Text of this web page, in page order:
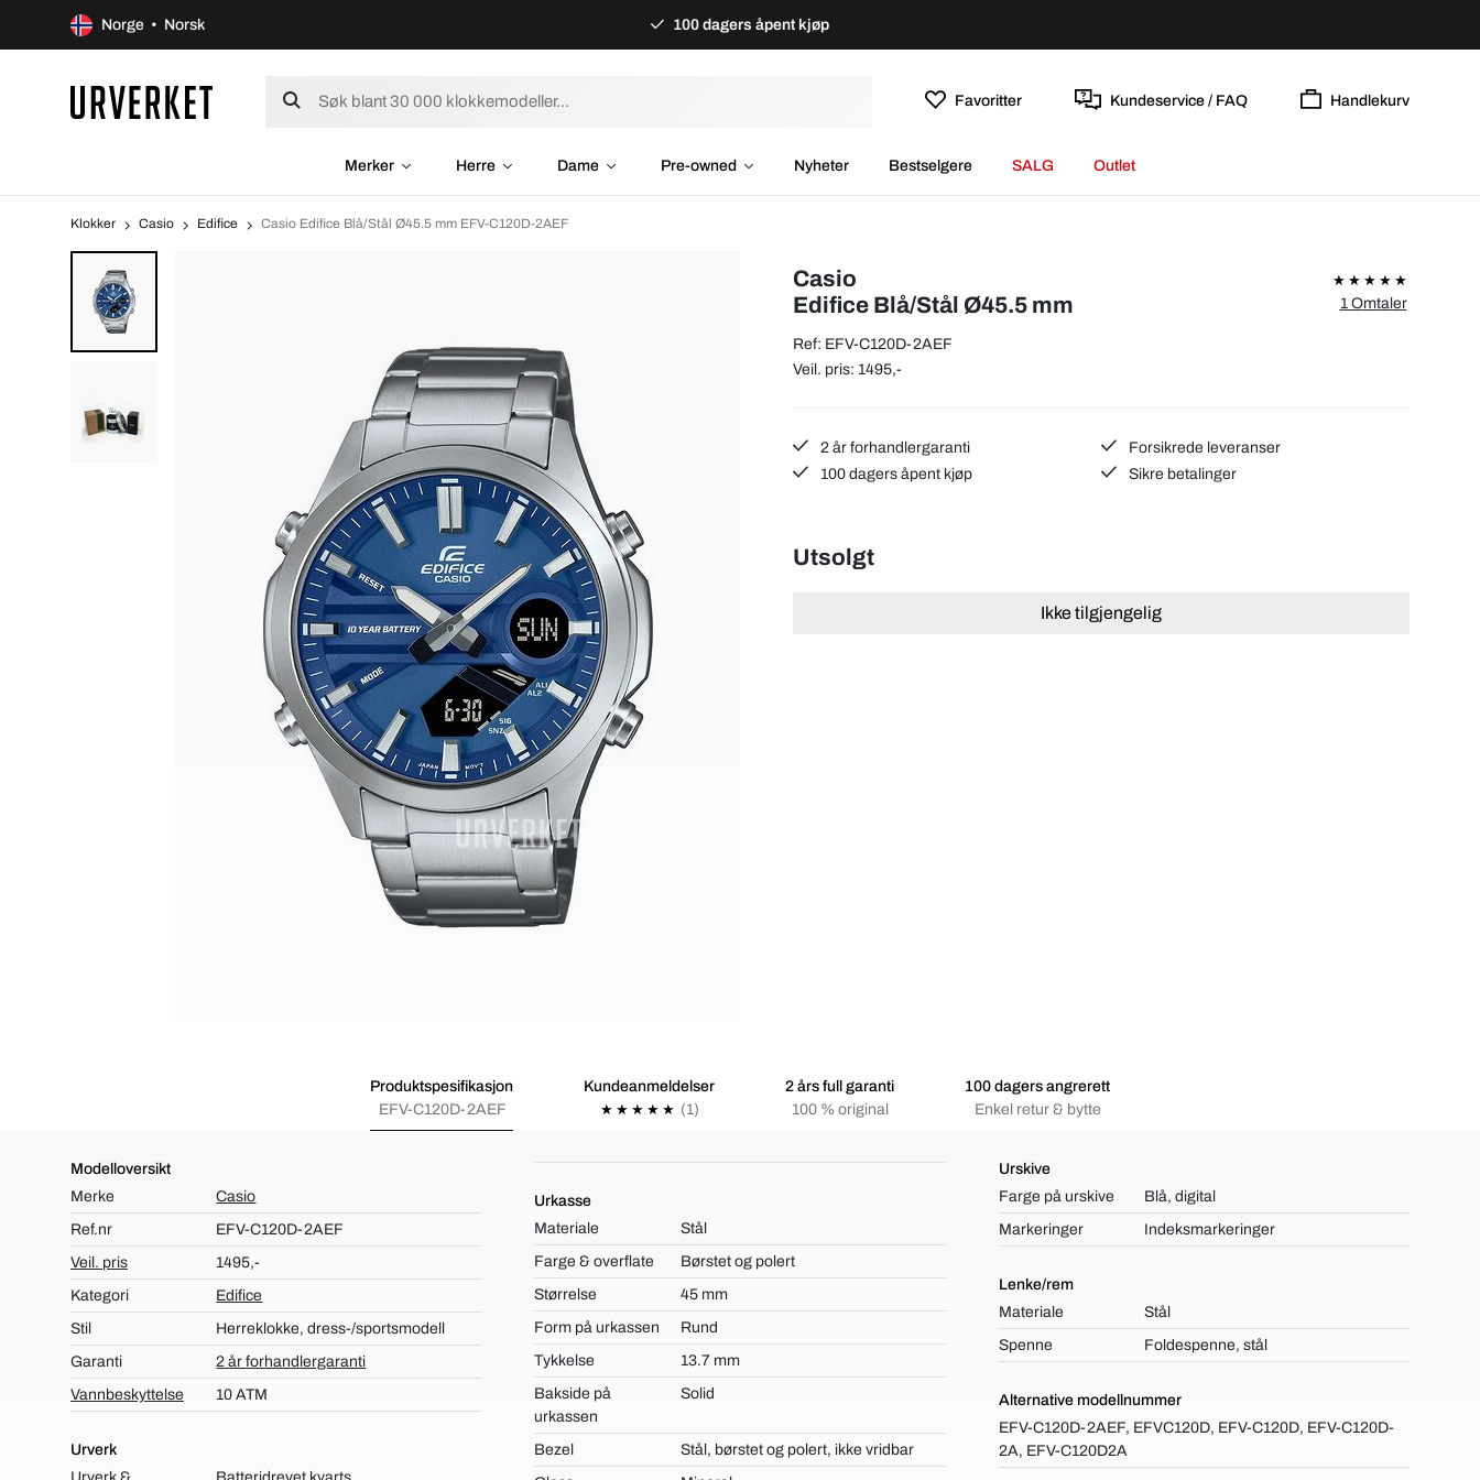
Norge • Norsk 100 dagers åpent kjøp
Favoritter Kundeservice / FAQ Handlekurv
Merker Herre Dame Pre-owned Nyheter Bestselgere SALG Outlet
Klokker Casio Edifice Casio Edifice Blå/Stål Ø45.5 mm EFV-C120D-2AEF
Casio
Edifice Blå/Stål Ø45.5 mm
Ref: EFV-C120D-2AEF
1 Omtaler
Veil. pris: 1495,-
2 år forhandlergaranti
Forsikrede leveranser
100 dagers åpent kjøp
Sikre betalinger
Utsolgt
Ikke tilgjengelig
Produktspesifikasjon
EFV-C120D-2AEF
Kundeanmeldelser
(1)
2 års full garanti
100 % original
100 dagers angrerett
Enkel retur & bytte
Modelloversikt
Merke
Casio
Ref.nr
EFV-C120D-2AEF
Veil. pris
1495,-
Kategori
Edifice
Stil
Herreklokke, dress-/sportsmodell
Garanti
2 år forhandlergaranti
Vannbeskyttelse
10 ATM
Urverk
Urkasse
Materiale
Stål
Farge & overflate
Børstet og polert
Størrelse
45 mm
Form på urkassen
Rund
Tykkelse
13.7 mm
Bakside på
urkassen
Solid
Bezel
Stål, børstet og polert, ikke vridbar
Urskive
Farge på urskive
Blå, digital
Markeringer
Indeksmarkeringer
Lenke/rem
Materiale
Stål
Spenne
Foldespenne, stål
Alternative modellnummer
EFV-C120D-2AEF, EFVC120D, EFV-C120D, EFV-C120D-
2A, EFV-C120D2A